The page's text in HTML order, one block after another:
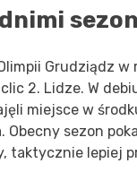
Grudziądz
2. Lidze. W
miejsce w
Obecny sezon
taktycznie lepiej